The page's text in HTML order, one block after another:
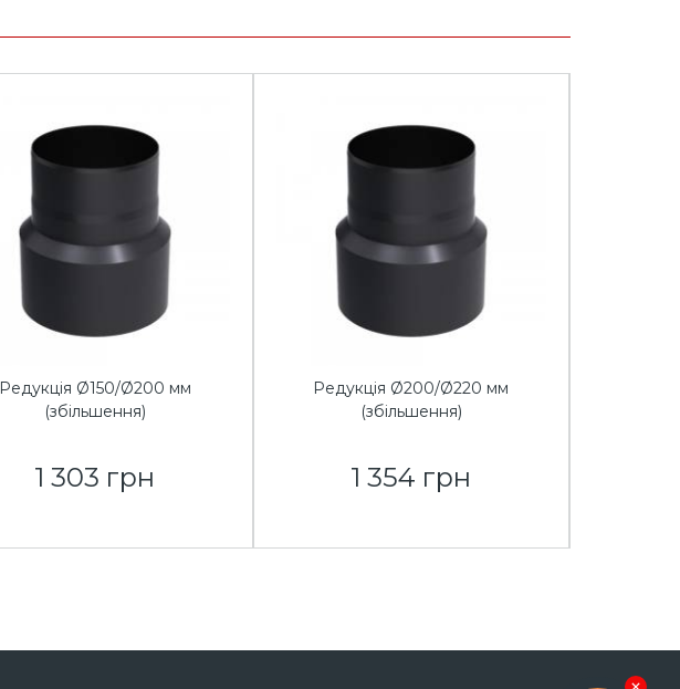
Редукція Ø150/Ø200 мм
(збільшення)
1 303 грн
Редукція Ø200/Ø220 мм
(збільшення)
1 354 грн